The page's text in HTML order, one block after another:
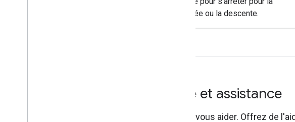
montée ou la descente.
Aide et assistance
Faites-vous aider. Offrez de